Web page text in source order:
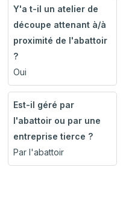
Y'a t-il un atelier de
découpe attenant à/à
proximité de l'abattoir
?
Oui
Est-il géré par
l'abattoir ou par une
entreprise tierce ?
Par l'abattoir